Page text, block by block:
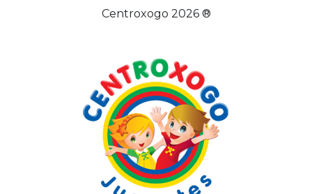
Centroxogo 2026 ®